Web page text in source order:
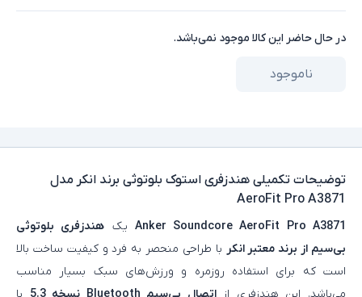
در حال حاضر این کالا موجود نمی‌باشد.
ناموجود
توضیحات تکمیلی هندزفری استوک بلوتوثی برند انکر مدل
AeroFit Pro A3871
Anker Soundcore AeroFit Pro A3871 یک هندزفری بلوتوثی
بی‌سیم از برند معتبر انکر با طراحی منحصر به‌ فرد و کیفیت ساخت بالا
است که برای استفاده روزمره و ورزش‌های سبک بسیار مناسب